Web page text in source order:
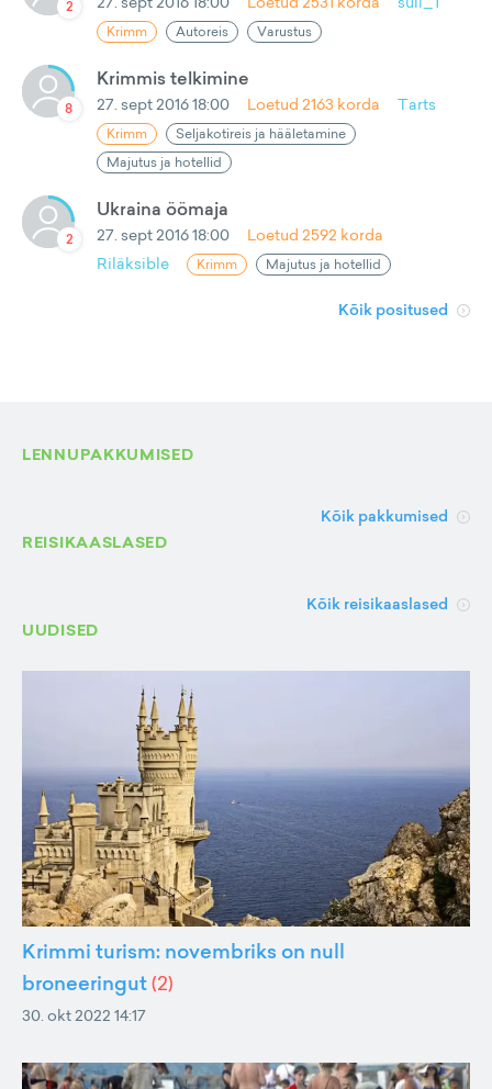
2
Krimm Autoreis Varustus
8
Krimmis telkimine
27. sept 2016 18:00 Loetud 2163 korda Tarts
Krimm
Seljakotireis ja hääletamine
Majutus ja hotellid
2
Ukraina öömaja
27. sept 2016 18:00 Loetud 2592 korda
Riläksible
Krimm Majutus ja hotellid
Kõik positused
LENNUPAKKUMISED
Kõik pakkumised
REISIKAASLASED
Kõik reisikaaslased
UUDISED
Krimmi turism: novembriks on null
broneeringut(2)
30. okt 2022 14:17